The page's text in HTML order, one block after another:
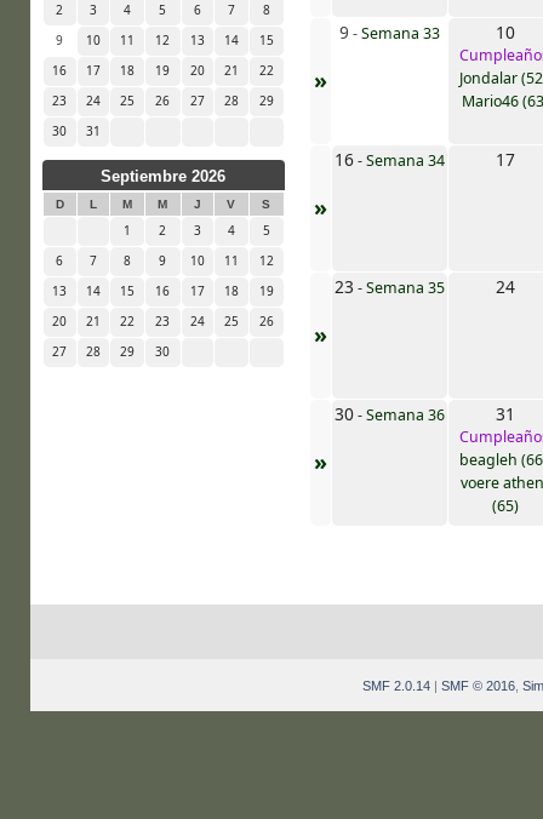
2
3 4 5 6 7
8
9
10 11 12 13 14
15
16
17 18 19 20 21
22
23
24 25 26 27 28
29
30
31
Septiembre 2026
D L M M J V S
1 2 3 4
5
6
7 8 9 10 11
12
13
14 15 16 17 18
19
20
21 22 23 24 25
26
27
28 29 30
»
9-Semana 33 10
Jondalar
Mario46
»
16-Semana 34 17
»
23 -Semana 35 24
»
30-Semana 36 31
beagleh
voere
(65)
SMF 2.0.14 | SMF © 2016